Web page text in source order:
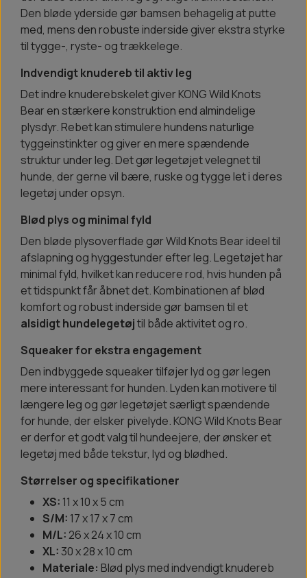
Den bløde yderside gør bamsen behagelig at putte
med, mens den robuste inderside giver ekstra styrke
til tygge-, ryste- og trækkelege.
Indvendigt knudereb til aktiv leg
Det indre knuderebskelet giver KONG Wild Knots
Bear en stærkere konstruktion end almindelige
plysdyr. Rebet kan stimulere hundens naturlige
tyggeinstinkter og giver en mere spændende
struktur under leg. Det gør legetøjet velegnet til
hunde, der gerne vil bære, ruske og tygge let i deres
legetøj under opsyn.
Blød plys og minimal fyld
Den bløde plysoverflade gør Wild Knots Bear ideel til
afslapning og hyggestunder efter leg. Legetøjet har
minimal fyld, hvilket kan reducere rod, hvis hunden på
et tidspunkt får åbnet det. Kombinationen af blød
komfort og robust inderside gør bamsen til et
alsidigt hundelegetøjtil både aktivitet og ro.
Squeaker for ekstra engagement
Den indbyggede squeaker tilføjer lyd og gør legen
mere interessant for hunden. Lyden kan motivere til
længere leg og gør legetøjet særligt spændende
for hunde, der elsker pivelyde. KONG Wild Knots Bear
er derfor et godt valg til hundeejere, der ønsker et
legetøj med både tekstur, lyd og blødhed.
Størrelser og specifikationer
XS: 11 x 10 x 5 cm
S/M: 17 x 17 x 7 cm
M/L: 26 x 24 x 10 cm
XL: 30 x 28 x 10 cm
Materiale: Blød plys med indvendigt knudereb